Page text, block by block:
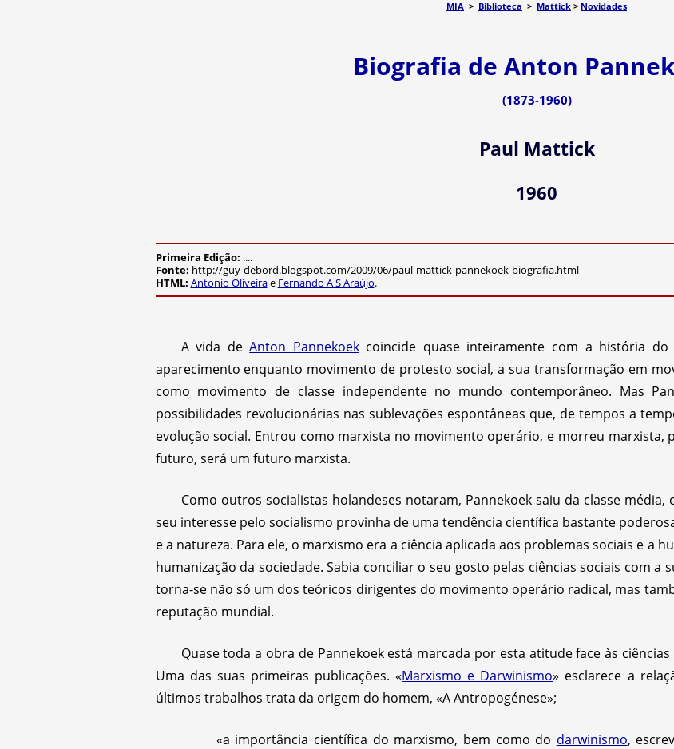
MIA > Biblioteca > Mattick > Novidades
Biografia de Anton
(1873-1960)
Paul Mattick
1960
Primeira Edição: ....
Fonte: http://guy-debord.blogspot.com/2009/06/paul-mattick-pannekoek-biografia.html
HTML: Antonio Oliveirae Fernando A S Araújo.
A vida deAnton Pannekoekcoincide quase inteiramente com a história do
aparecimento enquanto movimento de protesto social, a sua transformação em
como movimento de classe independente no mundo contemporâneo. Mas
possibilidades revolucionárias nas sublevações espontâneas que, de tempos a
evolução social. Entrou como marxista no movimento operário, e morreu marxista,
futuro, será um futuro marxista.
Como outros socialistas holandeses notaram, Pannekoek saiu da classe
seu interesse pelo socialismo provinha de uma tendência científica bastante
e a natureza. Para ele, o marxismo era a ciência aplicada aos problemas sociais e a
humanização da sociedade. Sabia conciliar o seu gosto pelas ciências sociais com a
torna-se não só um dos teóricos dirigentes do movimento operário radical, mas
reputação mundial.
Quase toda a obra de Pannekoek está marcada por esta atitude face às
Uma das suas primeiras publicações. «Marxismo e Darwinismo» esclarece a
últimos trabalhos trata da origem do homem, «A Antropogénese»;
«a importância científica do marxismo, bem como do darwinismo,